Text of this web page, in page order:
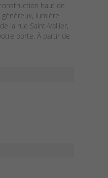
haut de
lumière
la rue Saint-Vallier,
porte. À partir de